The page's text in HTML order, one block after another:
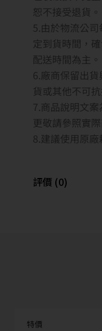
恕不接受退貨。
5.由於物流公
定到貨時間，
配送時間為主。
6.廠商保留出
貨或其他不可抗
7.商品說明文
更敬請參照實際
8.建議使用原廠
評價 (0)
特價